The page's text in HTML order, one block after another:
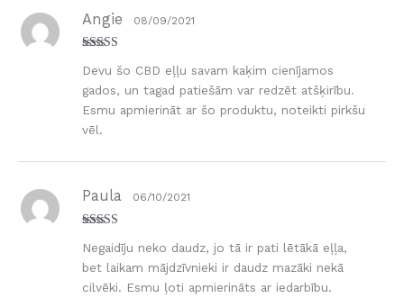
5no 5
Angie 08/09/2021
Devu šo CBD eļļu savam kaķim cienījamos
gados, un tagad patiešām var redzēt atšķirību.
Esmu apmierināt ar šo produktu, noteikti pirkšu
vēl.
5no 5
Paula 06/10/2021
Negaidīju neko daudz, jo tā ir pati lētākā eļļa,
bet laikam mājdzīvnieki ir daudz mazāki nekā
cilvēki. Esmu ļoti apmierināts ar iedarbību.